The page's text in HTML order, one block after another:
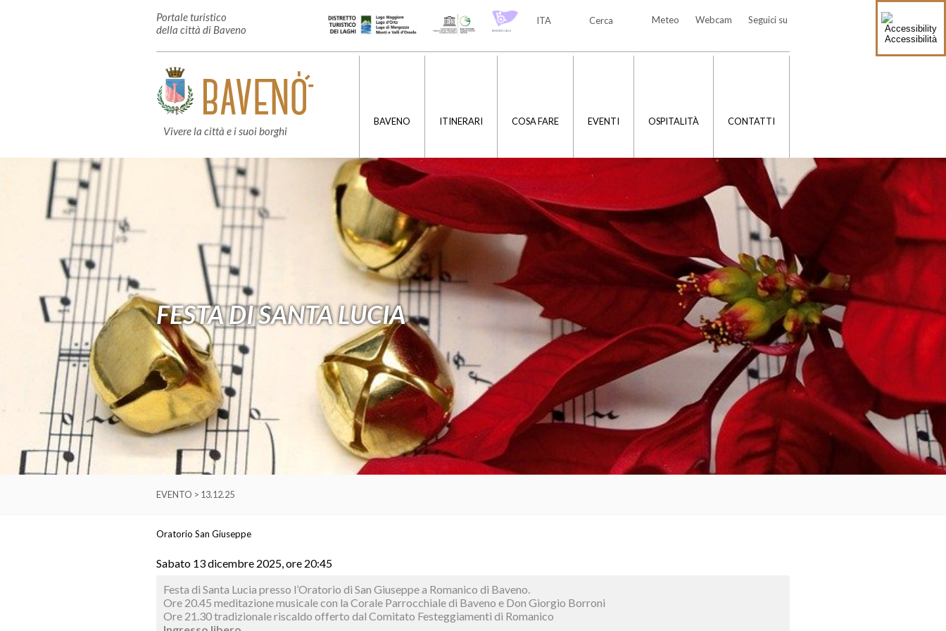
Accessibilità
Portale turistico
della città di Baveno
Seguici su
Webcam
Meteo
Cerca
ITA
Vivere la città e i suoi borghi
BAVENO ITINERARI COSA FARE EVENTI OSPITALITÀ CONTATTI
FESTA DI SANTA LUCIA
EVENTO > 13.12.25
Oratorio San Giuseppe
Sabato 13 dicembre 2025, ore 20:45
Festa di Santa Lucia presso l’Oratorio di San Giuseppe a Romanico di Baveno.
Ore 20.45 meditazione musicale con la Corale Parrocchiale di Baveno e Don Giorgio Borroni
Ore 21.30 tradizionale riscaldo offerto dal Comitato Festeggiamenti di Romanico